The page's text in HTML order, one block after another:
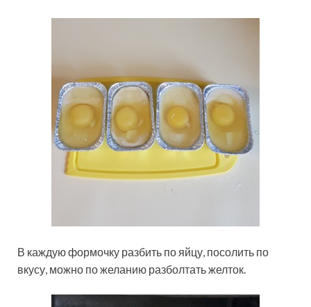
В каждую формочку разбить по яйцу, посолить по
вкусу, можно по желанию разболтать желток.